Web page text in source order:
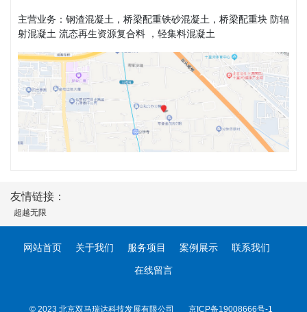
主营业务：钢渣混凝土，桥梁配重铁砂混凝土，桥梁配重块 防辐
射混凝土 流态再生资源复合料 ，轻集料混凝土
友情链接：
超越无限
网站首页 关于我们 服务项目 案例展示 联系我们
在线留言
© 2023 北京双马瑞达科技发展有限公司 京ICP备19008666号-1